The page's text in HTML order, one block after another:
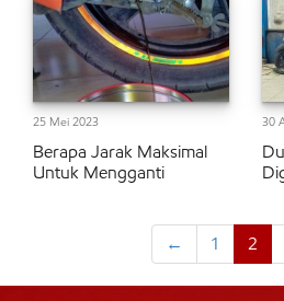
25 Mei 2023
Berapa Jarak Maksimal
Untuk Mengganti
30
← 1 2